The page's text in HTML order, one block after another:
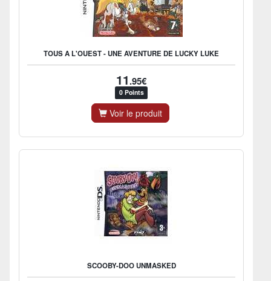
TOUS A L'OUEST - UNE AVENTURE DE LUCKY LUKE
11.95€
0 Points
Voir le produit
SCOOBY-DOO UNMASKED